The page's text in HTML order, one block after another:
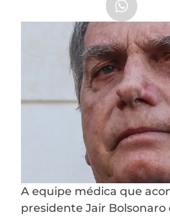
A equipe médica que
presidente Jair Bolsonaro